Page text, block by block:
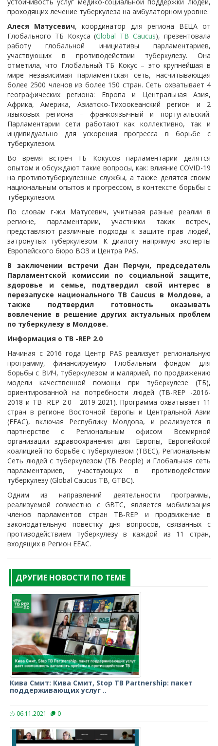
проходящих лечение туберкулеза на амбулаторном уровне.
Алеся Матусевич, координатор для региона ВЕЦА от
Глобального ТБ Кокуса (Global TB Caucus), презентовала
работу глобальной инициативы парламентариев,
участвующих в противодействии туберкулезу. Она
отметила, что Глобальный ТБ Кокус – это крупнейшая в
мире независимая парламентская сеть, насчитывающая
более 2500 членов из более 150 стран. Сеть охватывает 4
географических региона: Европа и Центральная Азия,
Африка, Америка, Азиатско-Тихоокеанский регион и 2
языковых региона – франкоязычный и португальский.
Парламентарии сети работают как коллективно, так и
индивидуально для ускорения прогресса в борьбе с
туберкулезом.
Во время встреч ТБ Кокусов парламентарии делятся
опытом и обсуждают такие вопросы, как: влияние COVID-19
на противотуберкулезные службы, а также делятся своим
национальным опытов и прогрессом, в контексте борьбы с
туберкулезом.
По словам г-жи Матусевич, учитывая разные реалии в
регионе, парламентарии, участники таких встреч,
представляют различные подходы к защите прав людей,
затронутых туберкулезом. К диалогу напрямую эксперты
Европейского бюро ВОЗ и Центра PAS.
В заключении встречи Дан Перчун, председатель
Парламентской комиссии по социальной защите,
здоровье и семье, подтвердил свой интерес в
перезапуске национального TB Caucus в Молдове, а
также подтвердил готовность оказывать
вовлечение в решение других актуальных проблем
по туберкулезу в Молдове.
Информация о TB -REP 2.0
Начиная с 2016 года Центр PAS реализует региональную
программу, финансируемую Глобальным фондом для
борьбы с ВИЧ, туберкулезом и малярией, по продвижению
модели качественной помощи при туберкулезе (ТБ),
ориентированной на потребности людей (TB-REP -2016-
2018 и TB -REP 2.0 - 2019-2021). Программа охватывает 11
стран в регионе Восточной Европы и Центральной Азии
(EEAC), включая Республику Молдова, и реализуется в
партнерстве с Региональным офисом Всемирной
организации здравоохранения для Европы, Европейской
коалицией по борьбе с туберкулезом (TBEC), Региональным
Сеть людей с туберкулезом (TB People) и Глобальная сеть
парламентариев, участвующих в противодействии
туберкулезу (Global Caucus TB, GTBC).
Одним из направлений деятельности программы,
реализуемой совместно с GBTC, является мобилизация
членов парламентов стран TB-REP и продвижение в
законодательную повестку дня вопросов, связанных с
противодействием туберкулезу в каждой из 11 стран,
входящих в Регион EEAC.
ДРУГИЕ НОВОСТИ ПО ТЕМЕ
Кива Смит: Кива Смит, Stop TB Partnership: пакет
поддерживающих услуг ..
06.11.2021 0